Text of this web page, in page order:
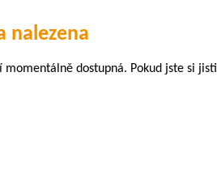
nalezena
dostupná. Pokud jste si jisti